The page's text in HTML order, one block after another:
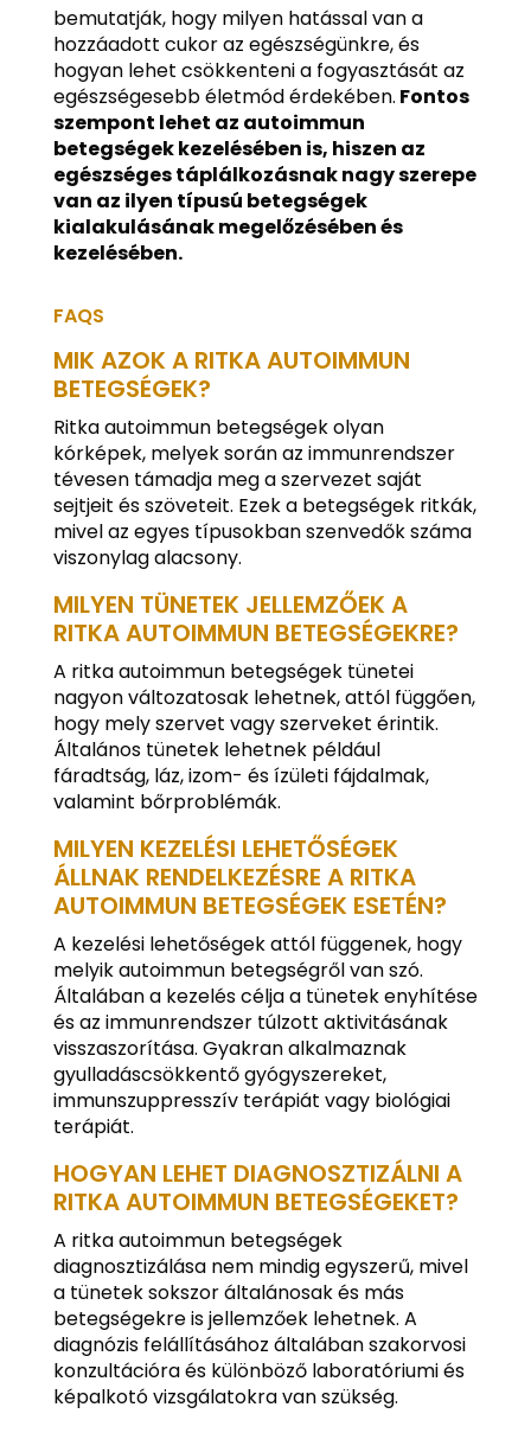
bemutatják, hogy milyen hatással van a
hozzáadott cukor az egészségünkre, és
hogyan lehet csökkenteni a fogyasztását az
egészségesebb életmód érdekében. Fontos
szempont lehet az autoimmun
betegségek kezelésében is, hiszen az
egészséges táplálkozásnak nagy szerepe
van az ilyen típusú betegségek
kialakulásának megelőzésében és
kezelésében.
FAQS
MIK AZOK A RITKA AUTOIMMUN
BETEGSÉGEK?
Ritka autoimmun betegségek olyan
kórképek, melyek során az immunrendszer
tévesen támadja meg a szervezet saját
sejtjeit és szöveteit. Ezek a betegségek ritkák,
mivel az egyes típusokban szenvedők száma
viszonylag alacsony.
MILYEN TÜNETEK JELLEMZŐEK A
RITKA AUTOIMMUN BETEGSÉGEKRE?
A ritka autoimmun betegségek tünetei
nagyon változatosak lehetnek, attól függően,
hogy mely szervet vagy szerveket érintik.
Általános tünetek lehetnek például
fáradtság, láz, izom- és ízületi fájdalmak,
valamint bőrproblémák.
MILYEN KEZELÉSI LEHETŐSÉGEK
ÁLLNAK RENDELKEZÉSRE A RITKA
AUTOIMMUN BETEGSÉGEK ESETÉN?
A kezelési lehetőségek attól függenek, hogy
melyik autoimmun betegségről van szó.
Általában a kezelés célja a tünetek enyhítése
és az immunrendszer túlzott aktivitásának
visszaszorítása. Gyakran alkalmaznak
gyulladáscsökkentő gyógyszereket,
immunszuppresszív terápiát vagy biológiai
terápiát.
HOGYAN LEHET DIAGNOSZTIZÁLNI A
RITKA AUTOIMMUN BETEGSÉGEKET?
A ritka autoimmun betegségek
diagnosztizálása nem mindig egyszerű, mivel
a tünetek sokszor általánosak és más
betegségekre is jellemzőek lehetnek. A
diagnózis felállításához általában szakorvosi
konzultációra és különböző laboratóriumi és
képalkotó vizsgálatokra van szükség.